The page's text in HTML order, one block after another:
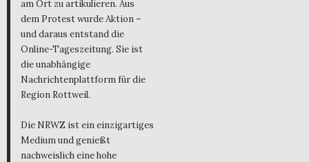
am Ort zu artikulieren. Aus
dem Protest wurde Aktion –
und daraus entstand die
Online-Tageszeitung. Sie ist
die unabhängige
Nachrichtenplattform für die
Region Rottweil.
Die NRWZ ist ein einzigartiges
Medium und genießt
nachweislich eine hohe